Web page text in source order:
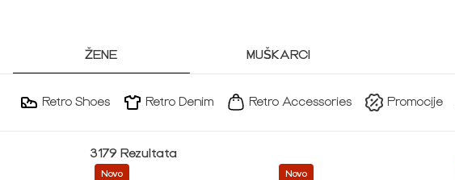
ŽENE MUŠKARCI
Retro Shoes Retro Denim Retro Accessories Promocije
3179 Rezultata
Novo Novo